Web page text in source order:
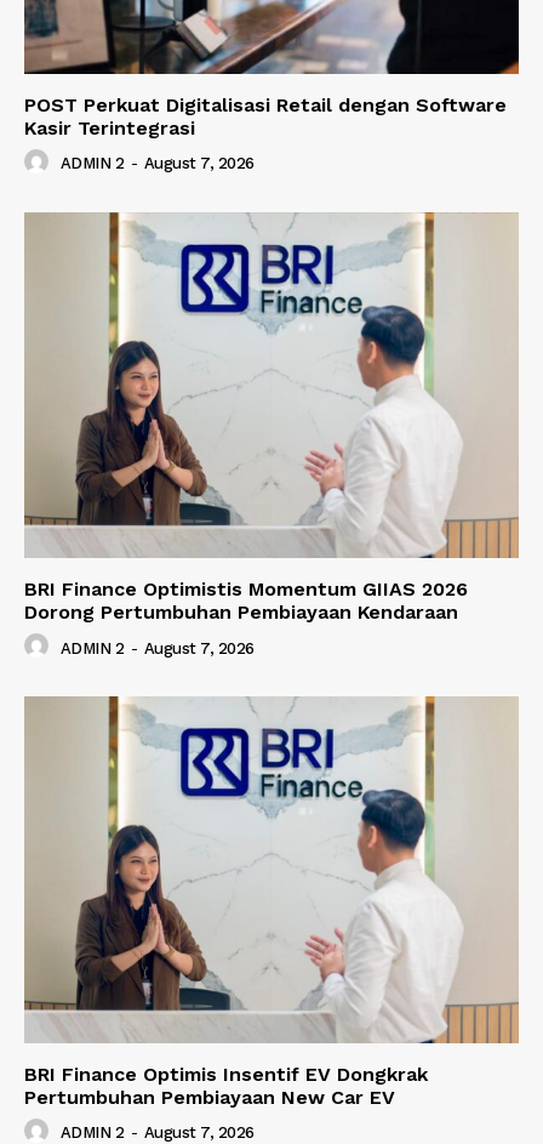
POST Perkuat Digitalisasi Retail dengan Software
Kasir Terintegrasi
ADMIN 2 - August 7, 2026
BRI Finance Optimistis Momentum GIIAS 2026
Dorong Pertumbuhan Pembiayaan Kendaraan
ADMIN 2 - August 7, 2026
BRI Finance Optimis Insentif EV Dongkrak
Pertumbuhan Pembiayaan New Car EV
ADMIN 2 - August 7, 2026